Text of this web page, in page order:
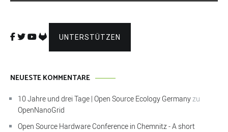
UNTERSTÜTZEN
NEUESTE KOMMENTARE
10 Jahre und drei Tage | Open Source Ecology Germanyzu
OpenNanoGrid
Open Source Hardware Conference in Chemnitz - A short